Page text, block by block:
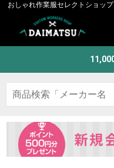
おしゃれ作業服セレクトショップ